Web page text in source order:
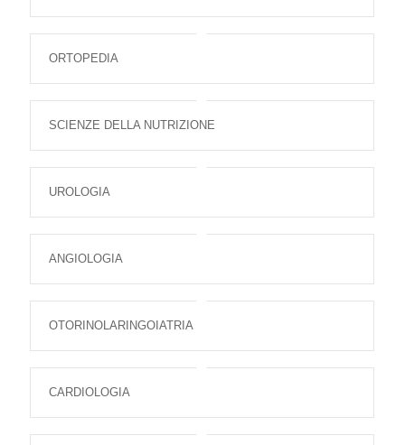
ORTOPEDIA
SCIENZE DELLA NUTRIZIONE
UROLOGIA
ANGIOLOGIA
OTORINOLARINGOIATRIA
CARDIOLOGIA